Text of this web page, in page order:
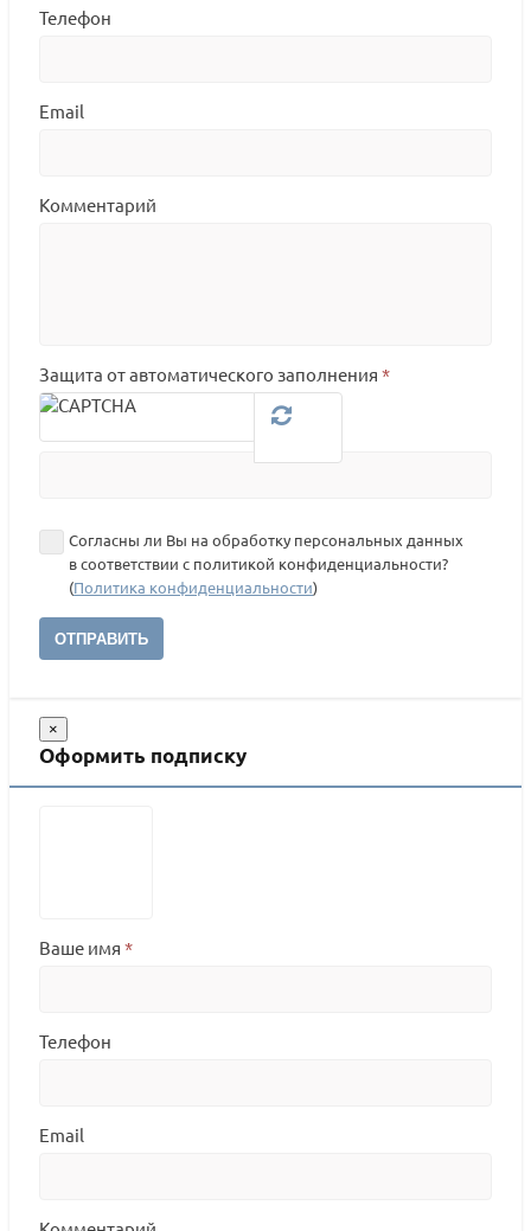
Телефон
Email
Комментарий
Защита от автоматического заполнения *
Согласны ли Вы на обработку персональных данных
в соответствии с политикой конфиденциальности?
(Политика конфиденциальности)
ОТПРАВИТЬ
×
Оформить подписку
Ваше имя *
Телефон
Email